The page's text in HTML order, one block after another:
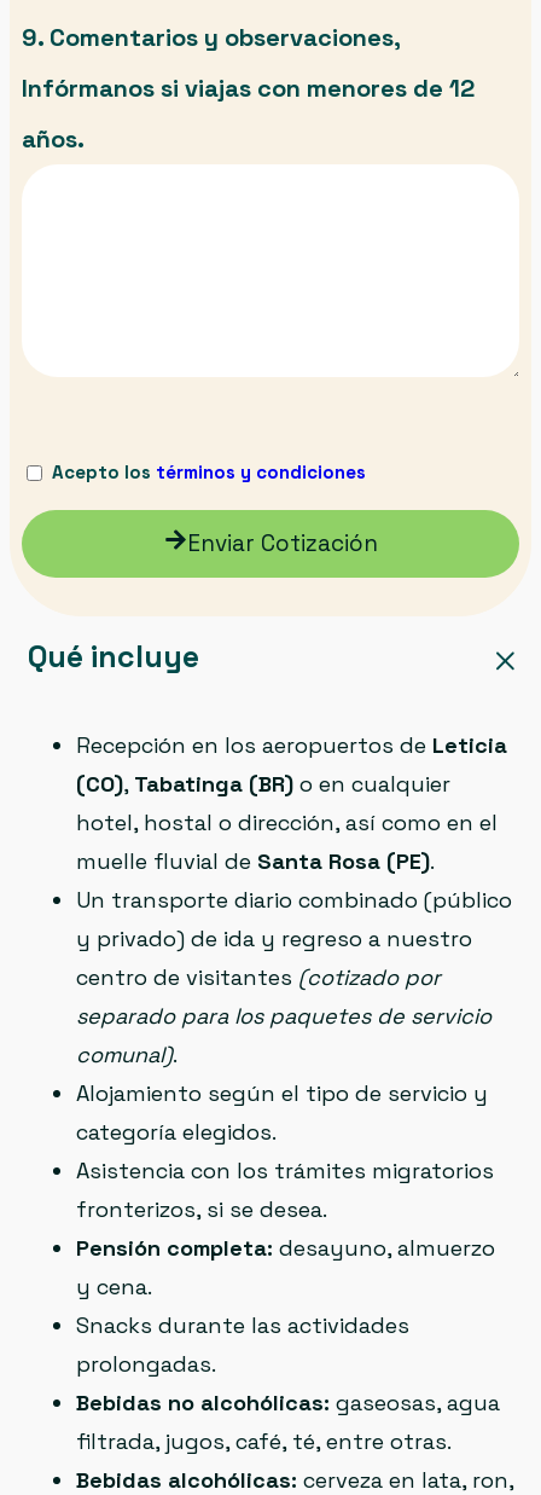
9. Comentarios y observaciones,
Infórmanos si viajas con menores de 12
años.
Acepto los términos y condiciones
Enviar Cotización
Qué incluye
Recepción en los aeropuertos de Leticia
(CO), Tabatinga (BR) o en cualquier
hotel, hostal o dirección, así como en el
muelle fluvial de Santa Rosa (PE).
Un transporte diario combinado (público
y privado) de ida y regreso a nuestro
centro de visitantes (cotizado por
separado para los paquetes de servicio
comunal).
Alojamiento según el tipo de servicio y
categoría elegidos.
Asistencia con los trámites migratorios
fronterizos, si se desea.
Pensión completa: desayuno, almuerzo
y cena.
Snacks durante las actividades
prolongadas.
Bebidas no alcohólicas: gaseosas, agua
filtrada, jugos, café, té, entre otras.
Bebidas alcohólicas: cerveza en lata, ron,